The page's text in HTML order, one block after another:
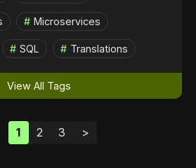
Microservices
SQL Translations
View All Tags
1 2 3 >